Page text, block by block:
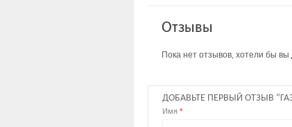
Отзывы
Пока нет отзывов, хотели бы вы
ДОБАВЬТЕ ПЕРВЫЙ ОТЗЫВ
Имя *